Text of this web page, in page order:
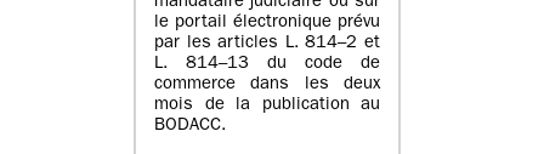
le portail électronique prévu
par les articles L. 814–2 et
L. 814–13 du code de
commerce dans les deux
mois de la publication au
BODACC.